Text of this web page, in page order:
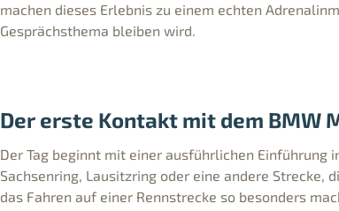
machen dieses Erlebnis zu einem echten
Gesprächsthema bleiben wird.
Der erste Kontakt mit dem BMW
Der Tag beginnt mit einer ausführlichen Einführung
Sachsenring, Lausitzring oder eine andere Strecke,
das Fahren auf einer Rennstrecke so besonders